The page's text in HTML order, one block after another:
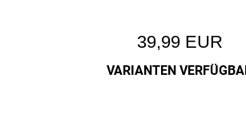
39,99 EUR
VARIANTEN